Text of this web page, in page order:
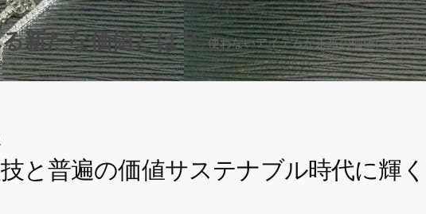
新たな価値とは？ 使わないアイテムが未来の価値に変わ
と普遍の価値サステナブル時代に輝